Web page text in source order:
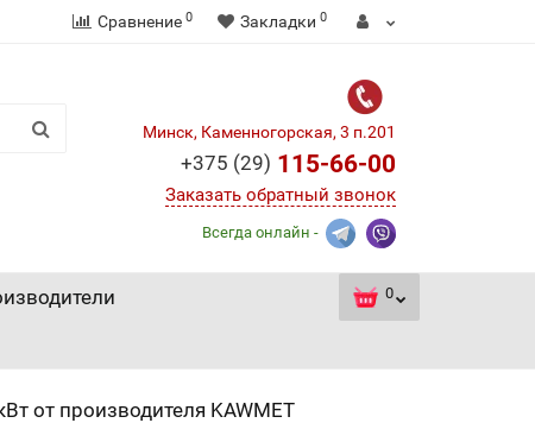
Сравнение 0 Закладки 0
Минск, Каменногорская, 3 п.201
+375 (29) 115-66-00
Заказать обратный звонок
Всегда онлайн -
0
от производителя KAWMET